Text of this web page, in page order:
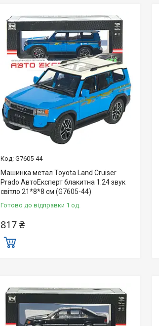
G7605-44
Машинка метал Toyota Land Cruiser
Prado АвтоЕксперт блакитна 1:24 звук
світло 21*8*8 см (G7605-44)
Готово до відправки 1 од.
817 ₴